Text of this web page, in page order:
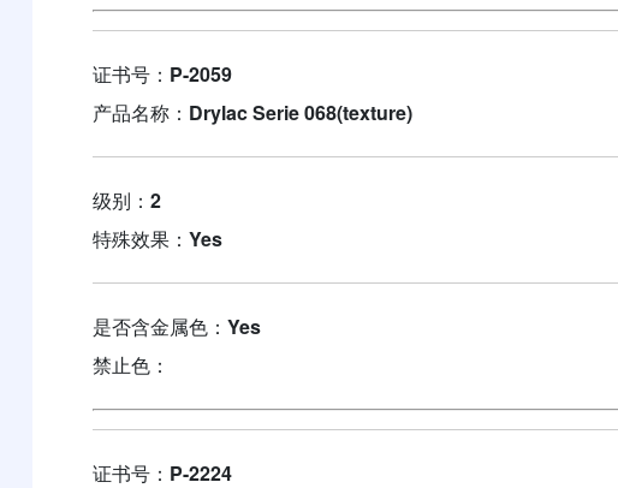
证书号： P-2059
产品名称： Drylac Serie 068(texture)
级别： 2
特殊效果： Yes
是否含金属色： Yes
禁止色：
证书号： P-2224